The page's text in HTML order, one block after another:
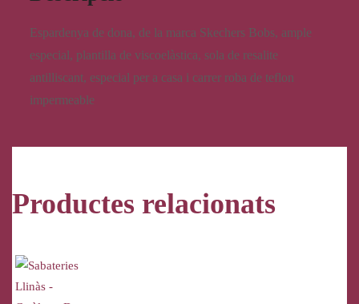
Espardenya de dona, de la marca Skechers Bobs, ample
especial, plantilla de viscoelàstica, sola de resalite
antilliscant, especial per a casa i carrer roba de teflon
impermeable
Productes relacionats